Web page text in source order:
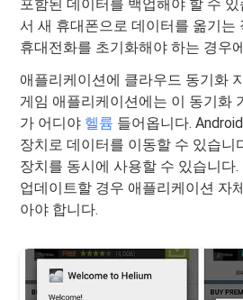
포함된 데이터를 백업해야 할 수
서 새 휴대폰으로 데이터를 옮기는
휴대전화를 초기화해야 하는 경우
애플리케이션에 클라우드 동기화
게임 애플리케이션에는 이 동기화
가 어디야 헬륨 들어옵니다.
장치로 데이터를 이동할 수 있습니
장치를 동시에 사용할 수 있습니다
업데이트할 경우 애플리케이션 자
아야 합니다.